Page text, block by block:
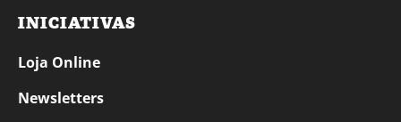
INICIATIVAS
Loja Online
Newsletters